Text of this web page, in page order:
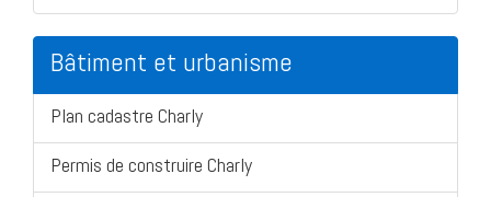
Bâtiment et urbanisme
Plan cadastre Charly
Permis de construire Charly